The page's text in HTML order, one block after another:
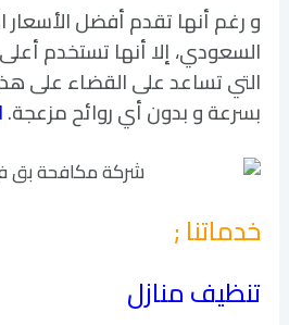
و رغم أنها تقدم أفضل
السعودي، إلا أنها تستخدم
التي تساعد على القضاء على
بسرعة و بدون أي روائح مزعجة.
خدماتنا ;
تنظيف منازل